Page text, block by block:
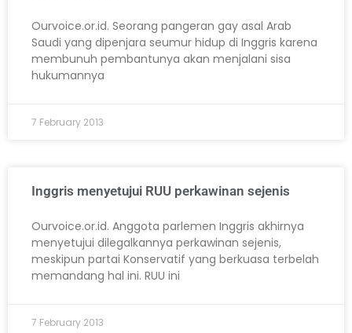
Ourvoice.or.id. Seorang pangeran gay asal Arab
Saudi yang dipenjara seumur hidup di Inggris karena
membunuh pembantunya akan menjalani sisa
hukumannya
7 February 2013
Inggris menyetujui RUU perkawinan sejenis
Ourvoice.or.id. Anggota parlemen Inggris akhirnya
menyetujui dilegalkannya perkawinan sejenis,
meskipun partai Konservatif yang berkuasa terbelah
memandang hal ini. RUU ini
7 February 2013